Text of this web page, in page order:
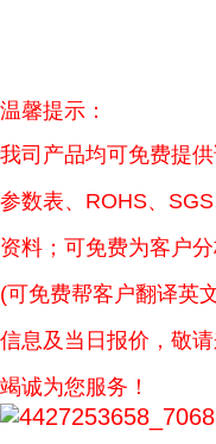
温馨提示：
我司产品均可免费提
参数表、ROHS、
资料；可免费为客户
(可免费帮客户翻译英
信息及当日报价，敬
竭诚为您服务！